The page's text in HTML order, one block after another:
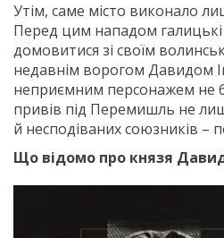
Утім, саме місто виконало
Перед цим нападом галицькі
домовитися зі своїм
недавнім ворогом Давидом
неприємним персонажем не
привів під Перемишль не
й несподіваних союзників –
Що відомо про князя